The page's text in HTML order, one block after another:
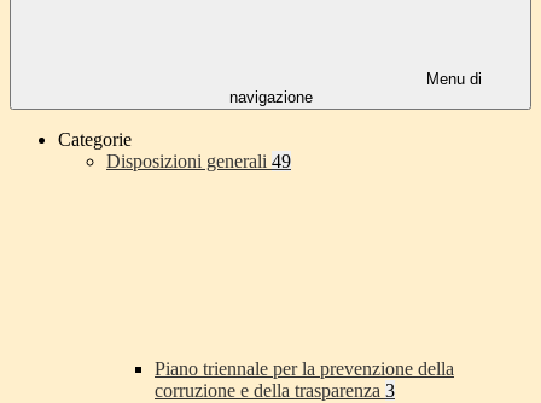
Menu di
navigazione
Categorie
Disposizioni generali 49
Piano triennale per la prevenzione della
corruzione e della trasparenza 3